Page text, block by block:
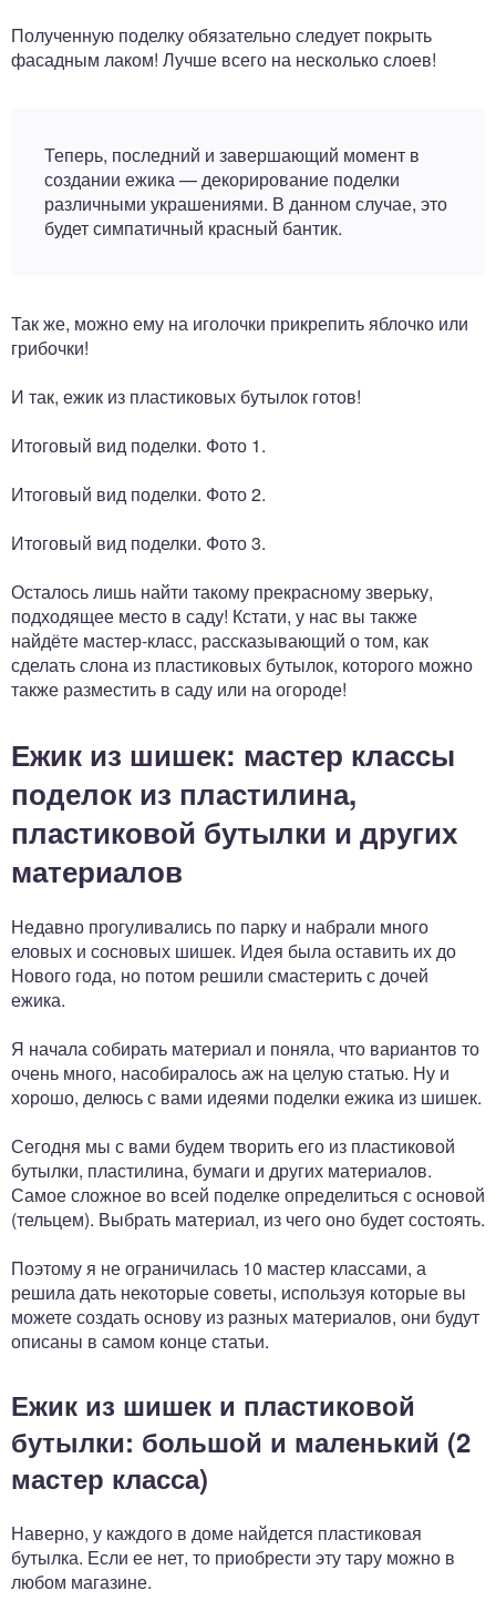
Полученную поделку обязательно следует покрыть
фасадным лаком! Лучше всего на несколько слоев!
Теперь, последний и завершающий момент в
создании ежика — декорирование поделки
различными украшениями. В данном случае, это
будет симпатичный красный бантик.
Так же, можно ему на иголочки прикрепить яблочко или
грибочки!
И так, ежик из пластиковых бутылок готов!
Итоговый вид поделки. Фото 1.
Итоговый вид поделки. Фото 2.
Итоговый вид поделки. Фото 3.
Осталось лишь найти такому прекрасному зверьку,
подходящее место в саду! Кстати, у нас вы также
найдёте мастер-класс, рассказывающий о том, как
сделать слона из пластиковых бутылок, которого можно
также разместить в саду или на огороде!
Ежик из шишек: мастер классы
поделок из пластилина,
пластиковой бутылки и других
материалов
Недавно прогуливались по парку и набрали много
еловых и сосновых шишек. Идея была оставить их до
Нового года, но потом решили смастерить с дочей
ежика.
Я начала собирать материал и поняла, что вариантов то
очень много, насобиралось аж на целую статью. Ну и
хорошо, делюсь с вами идеями поделки ежика из шишек.
Сегодня мы с вами будем творить его из пластиковой
бутылки, пластилина, бумаги и других материалов.
Самое сложное во всей поделке определиться с основой
(тельцем). Выбрать материал, из чего оно будет состоять.
Поэтому я не ограничилась 10 мастер классами, а
решила дать некоторые советы, используя которые вы
можете создать основу из разных материалов, они будут
описаны в самом конце статьи.
Ежик из шишек и пластиковой
бутылки: большой и маленький (2
мастер класса)
Наверно, у каждого в доме найдется пластиковая
бутылка. Если ее нет, то приобрести эту тару можно в
любом магазине.